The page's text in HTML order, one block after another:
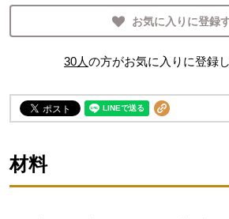
お気に入りに登録
30人の方がお気に入りに登録
材料